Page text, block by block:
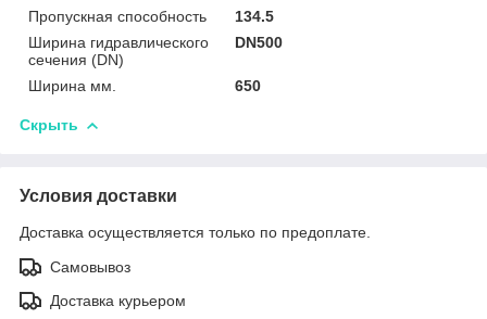
Пропускная способность
134.5
Ширина гидравлического
сечения (DN)
DN500
Ширина мм. 650
Скрыть
Условия доставки
Доставка осуществляется только по предоплате.
Самовывоз
Доставка курьером